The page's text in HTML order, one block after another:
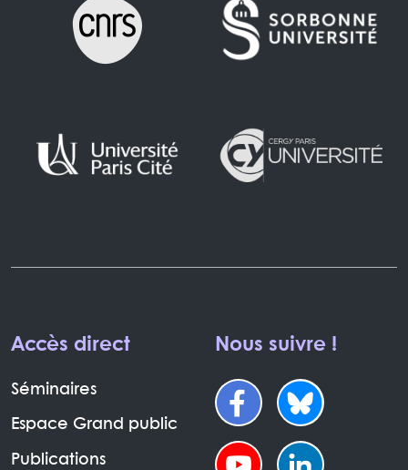
Accès direct
Séminaires
Espace Grand public
Publications
Nous suivre !